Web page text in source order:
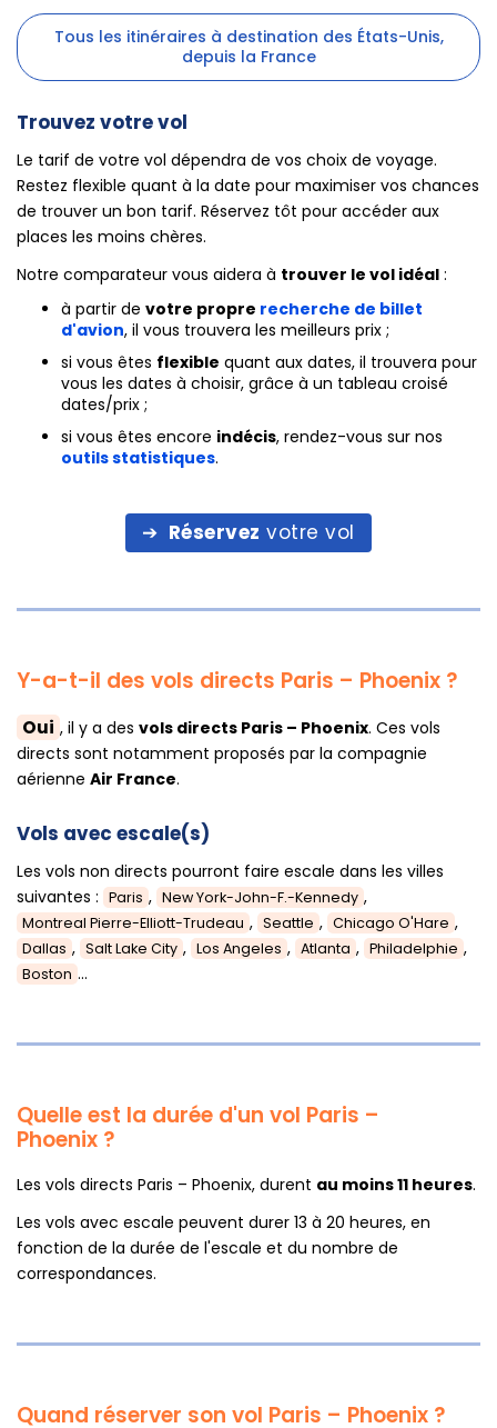
Tous les itinéraires à destination des États-Unis,
depuis la France
Trouvez votre vol
Le tarif de votre vol dépendra de vos choix de voyage.
Restez flexible quant à la date pour maximiser vos chances
de trouver un bon tarif. Réservez tôt pour accéder aux
places les moins chères.
Notre comparateur vous aidera à trouver le vol idéal :
à partir de votre propre recherche de billet
d'avion, il vous trouvera les meilleurs prix ;
si vous êtes flexible quant aux dates, il trouvera pour
vous les dates à choisir, grâce à un tableau croisé
dates/prix ;
si vous êtes encore indécis, rendez-vous sur nos
outils statistiques.
Réservez votre vol
Y-a-t-il des vols directs Paris – Phoenix ?
Oui , il y a des vols directs Paris – Phoenix. Ces vols
directs sont notamment proposés par la compagnie
aérienne Air France.
Vols avec escale(s)
Les vols non directs pourront faire escale dans les villes
suivantes : Paris , New York-John-F.-Kennedy ,
Montreal Pierre-Elliott-Trudeau , Seattle , Chicago O'Hare ,
Dallas , Salt Lake City , Los Angeles , Atlanta , Philadelphie ,
Boston ...
Quelle est la durée d'un vol Paris –
Phoenix ?
Les vols directs Paris – Phoenix, durent au moins 11 heures.
Les vols avec escale peuvent durer 13 à 20 heures, en
fonction de la durée de l'escale et du nombre de
correspondances.
Quand réserver son vol Paris – Phoenix ?